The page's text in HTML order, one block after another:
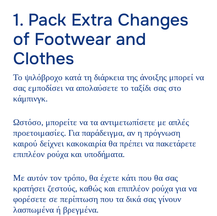
1. Pack Extra Changes
of Footwear and
Clothes
Το ψιλόβροχο κατά τη διάρκεια της άνοιξης μπορεί να
σας εμποδίσει να απολαύσετε το ταξίδι σας στο
κάμπινγκ.
Ωστόσο, μπορείτε να τα αντιμετωπίσετε με απλές
προετοιμασίες. Για παράδειγμα, αν η πρόγνωση
καιρού δείχνει κακοκαιρία θα πρέπει να πακετάρετε
επιπλέον ρούχα και υποδήματα.
Με αυτόν τον τρόπο, θα έχετε κάτι που θα σας
κρατήσει ζεστούς, καθώς και επιπλέον ρούχα για να
φορέσετε σε περίπτωση που τα δικά σας γίνουν
λασπωμένα ή βρεγμένα.